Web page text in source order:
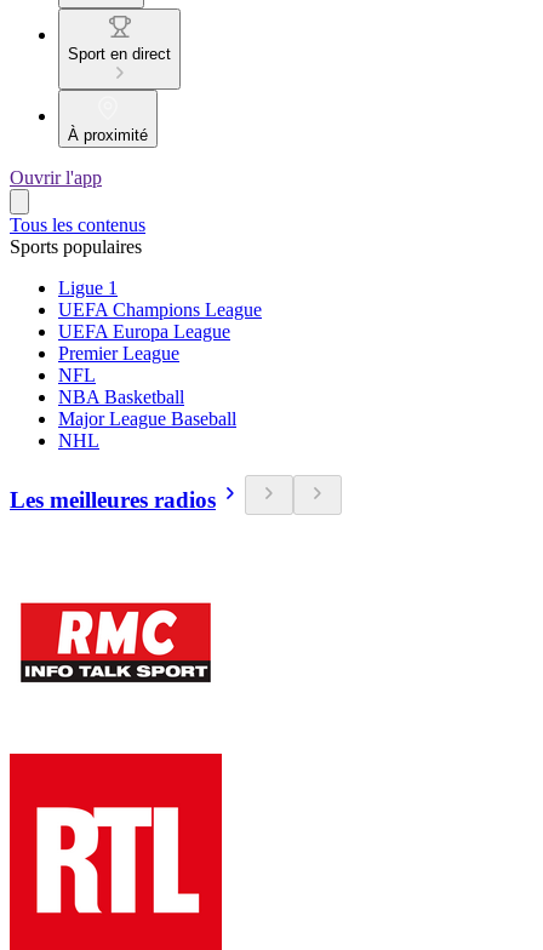
Sport en direct
À proximité
Ouvrir l'app
Tous les contenus
Sports populaires
Ligue 1
UEFA Champions League
UEFA Europa League
Premier League
NFL
NBA Basketball
Major League Baseball
NHL
Les meilleures radios